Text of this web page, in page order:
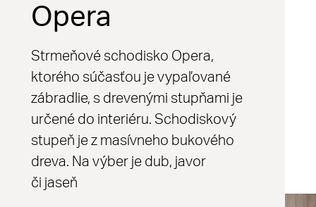
Opera
Strmeňové schodisko Opera,
ktorého súčasťou je vypaľované
zábradlie, s drevenými stupňami je
určené do interiéru. Schodiskový
stupeň je z masívneho bukového
dreva. Na výber je dub, javor
či jaseň